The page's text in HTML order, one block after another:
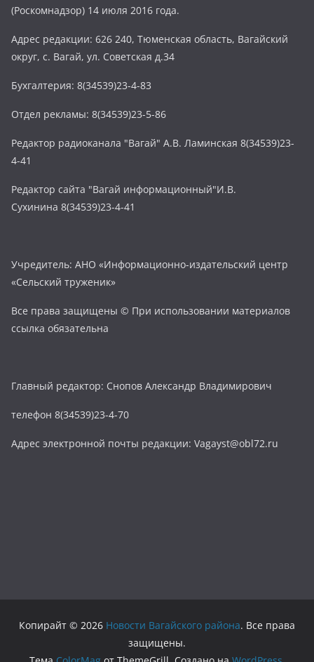
(Роскомнадзор) 14 июля 2016 года.
Адрес редакции: 626 240, Тюменская область, Вагайский
округ, с. Вагай, ул. Советская д.34
Бухгалтерия: 8(34539)23-4-83
Отдел рекламы: 8(34539)23-5-86
Редактор радиоканала "Вагай" А.В. Ламинская 8(34539)23-
4-41
Редактор сайта "Вагай информационный"И.В.
Сухинина 8(34539)23-4-41
Учредитель: АНО «Информационно-издательский центр
«Сельский труженик»
Все права защищены © При использовании материалов
ссылка обязательна
Главный редактор: Снопов Александр Владимирович
телефон 8(34539)23-4-70
Адрес электронной почты редакции: Vagayst@obl72.ru
Копирайт © 2026 Новости Вагайского района. Все права
защищены.